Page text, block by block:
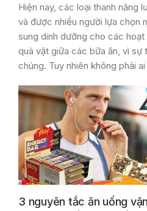
Hiện nay, các loại thanh năng
và được nhiều người lựa chọn
sung dinh dưỡng cho các
quà vặt giữa các bữa ăn, vì sự
chúng. Tuy nhiên không phải
3 nguyên tắc ăn uống